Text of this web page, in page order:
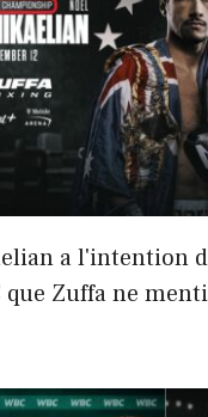
a l'intention
Zuffa ne